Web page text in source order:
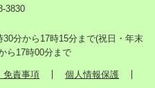
3830
分から17時15分まで(祝日・年末
ら17時00分まで
免責事項
個人情報保護